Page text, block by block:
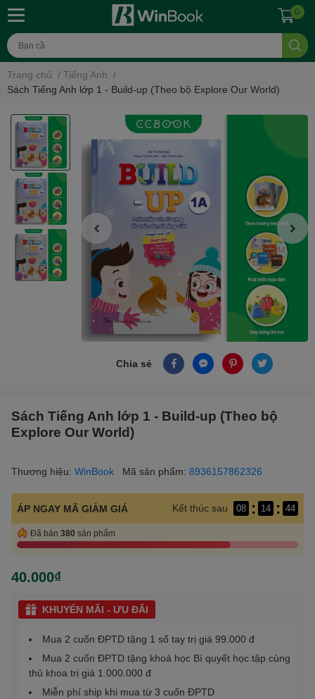
0
Trang chủ / Tiếng Anh /
Sách Tiếng Anh lớp 1 - Build-up (Theo bộ Explore Our World)
Chia sẻ
Sách Tiếng Anh lớp 1 - Build-up (Theo bộ
Explore Our World)
Thương hiệu: WinBook Mã sản phẩm: 8936157862326
ÁP NGAY MÃ GIẢM GIÁ Kết thúc sau 08 : 14 : 43
Đã bán 380 sản phẩm
40.000₫
KHUYẾN MÃI - ƯU ĐÃI
Mua 2 cuốn ĐPTD tặng 1 sổ tay trị giá 99.000 đ
Mua 2 cuốn ĐPTD tặng khoá học Bí quyết học tập cùng
thủ khoa trị giá 1.000.000 đ
Miễn phí ship khi mua từ 3 cuốn ĐPTD